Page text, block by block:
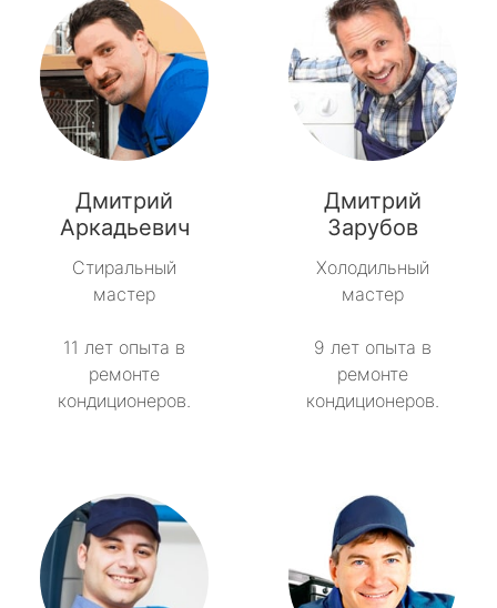
Дмитрий
Аркадьевич
Стиральный
мастер
11 лет опыта в
ремонте
кондиционеров.
Дмитрий
Зарубов
Холодильный
мастер
9 лет опыта в
ремонте
кондиционеров.